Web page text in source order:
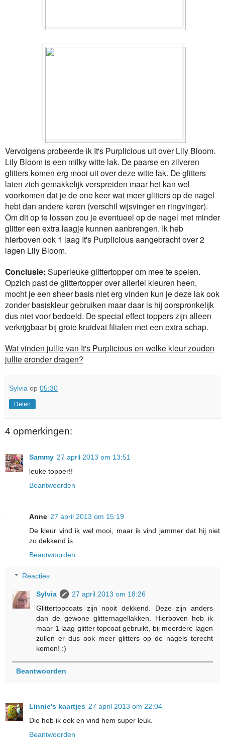
Vervolgens probeerde ik It's Purplicious uit over Lily Bloom.
Lily Bloom is een milky witte lak. De paarse en zilveren
glitters komen erg mooi uit over deze witte lak. De glitters
laten zich gemakkelijk verspreiden maar het kan wel
voorkomen dat je de ene keer wat meer glitters op de nagel
hebt dan andere keren (verschil wijsvinger en ringvinger).
Om dit op te lossen zou je eventueel op de nagel met minder
glitter een extra laagje kunnen aanbrengen. Ik heb
hierboven ook 1 laag It's Purplicious aangebracht over 2
lagen Lily Bloom.
Conclusie: Superleuke glittertopper om mee te spelen.
Opzich past de glittertopper over allerlei kleuren heen,
mocht je een sheer basis niet erg vinden kun je deze lak ook
zonder basiskleur gebruiken maar daar is hij oorspronkelijk
dus niet voor bedoeld. De special effect toppers zijn alleen
verkrijgbaar bij grote kruidvat filialen met een extra schap.
Wat vinden jullie van It's Purplicious en welke kleur zouden
jullie eronder dragen?
Sylvia op 05:30
Delen
4 opmerkingen:
Sammy 27 april 2013 om 13:51
leuke topper!!
Beantwoorden
Anne 27 april 2013 om 15:19
De kleur vind ik wel mooi, maar ik vind jammer dat hij niet
zo dekkend is.
Beantwoorden
Reacties
Sylvia
27 april 2013 om 18:26
Glittertopcoats zijn nooit dekkend. Deze zijn anders
dan de gewone glitternagellakken. Hierboven heb ik
maar 1 laag glitter topcoat gebruikt, bij meerdere lagen
zullen er dus ook meer glitters op de nagels terecht
komen! :)
Beantwoorden
Linnie's kaartjes 27 april 2013 om 22:04
Die heb ik ook en vind hem super leuk.
Beantwoorden